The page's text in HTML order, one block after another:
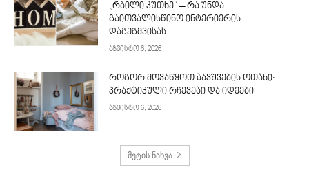
„რბილი კუთხე“ – რა უნდა
გაითვალისწინო ინტერიერის
დაგეგმვისას
აგვისტო 6, 2026
როგორ მოვაწყოთ ბავშვების ოთახი:
პრაქტიკული რჩევები და იდეები
აგვისტო 6, 2026
მეტის ნახვა